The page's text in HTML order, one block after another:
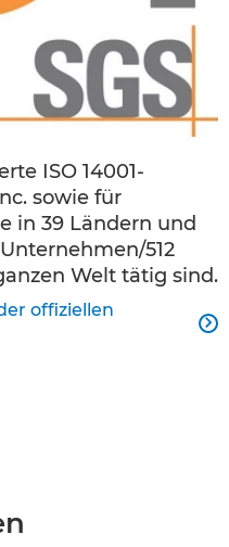
ISO 14001-
sowie für
in 39 Ländern und
512
Welt tätig sind.
offiziellen
